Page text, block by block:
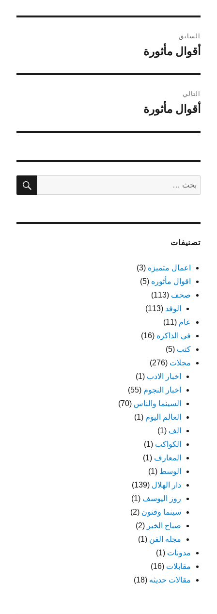
المقالات
السابق
المقالة
أقوال مأثورة
التالي
المقالة
أقوال مأثورة
البحث
عن:
بحث
تصنيفات
اعمال متميزه (3)
اقوال مأثوره (5)
صحف (113)
الوفد (113)
عام (11)
في الذاكره (16)
كتب (5)
مجلات (276)
اخبار الادب (1)
اخبار النجوم (55)
السينما والناس (70)
العالم اليوم (1)
الف (1)
الكواكب (1)
المعارف (1)
الوسط (1)
دار الهلال (139)
روز اليوسف (1)
سينما وفنون (2)
صباح الخير (2)
مجله الفن (1)
مدونات (1)
مقابلات (16)
مقالات حديثه (18)